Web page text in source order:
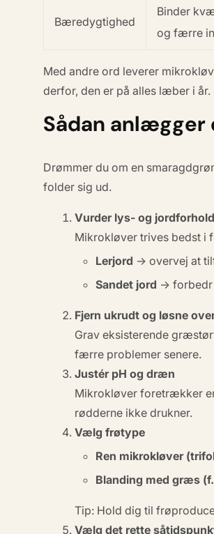
Bæredygtighed
Binder
og færre
Med andre ord leverer
derfor, den er på alles læber i år.
Sådan
Drømmer du om en
folder sig ud.
Vurder lys- og jordforhold
Mikrokløver trives bedst i
Lerjord → overvej at
Sandet jord → forbedr
Fjern ukrudt og løsne
Grav eksisterende
færre problemer senere.
Justér pH og dræn
Mikrokløver foretrækker
rødderne ikke drukner.
Vælg frøtype
Ren mikrokløver
Blanding med græs
Tip: Hold dig til
Vælg det rette